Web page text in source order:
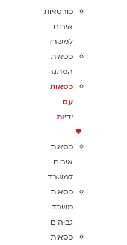
כורסאות
אירוח
למשרד
כסאות
המתנה
כסאות
עם
ידיות
כסאות
אירוח
למשרד
כסאות
משרד
גבוהים
כסאות